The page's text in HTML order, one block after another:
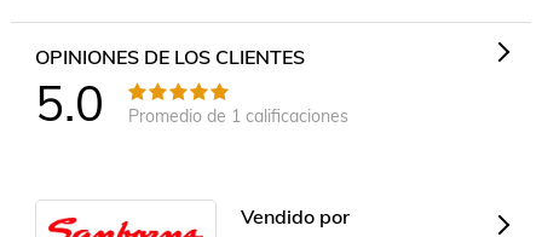
OPINIONES DE LOS CLIENTES
5.0 Promedio de 1 calificaciones
Vendido por